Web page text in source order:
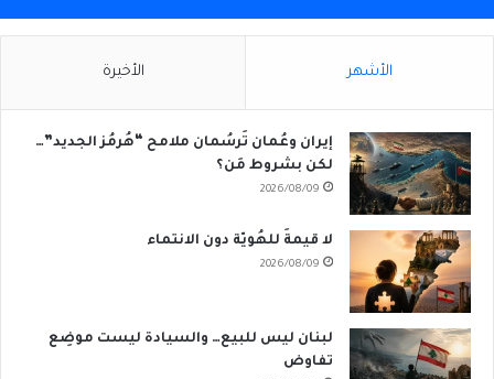
الأشهر الأخيرة
إيران وعُمان تَرسُمان ملامح “هُرمُز الجديد”…
لكن بشروط مَن؟
2026/08/09
لا قيمةَ للهُويّة دون الانتماء
2026/08/09
لبنان ليس للبيع… والسيادة ليست موضِع
تفاوض